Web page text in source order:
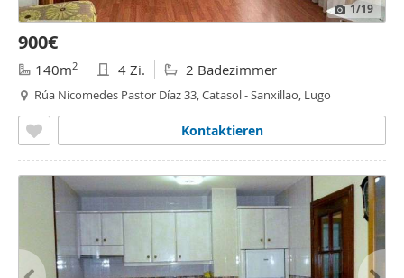
1/19
900€
140m2 4 Zi. 2 Badezimmer
Rúa Nicomedes Pastor Díaz 33, Catasol - Sanxillao, Lugo
Kontaktieren